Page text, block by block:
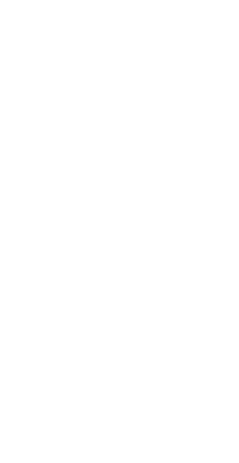
und verarbeitet.
Ebenso werden
Dieser
des KSC Puderbach
entspricht dem
Daten nehmen.
einen Auszug
einer Website